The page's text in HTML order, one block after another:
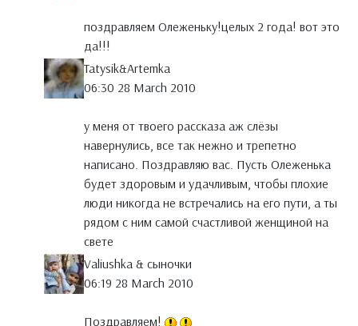
поздравляем Олеженьку!целых 2 года! вот это
да!!!
Tatysik&Artemka
06:30 28 March 2010
у меня от твоего рассказа аж слёзы
навернулись, все так нежно и трепетно
написано. Поздравляю вас. Пусть Олеженька
будет здоровым и удачливым, чтобы плохие
люди никогда не встречались на его пути, а ты
рядом с ним самой счастливой женщиной на
свете
Valiushka & сыночки
06:19 28 March 2010
Поздравляем!